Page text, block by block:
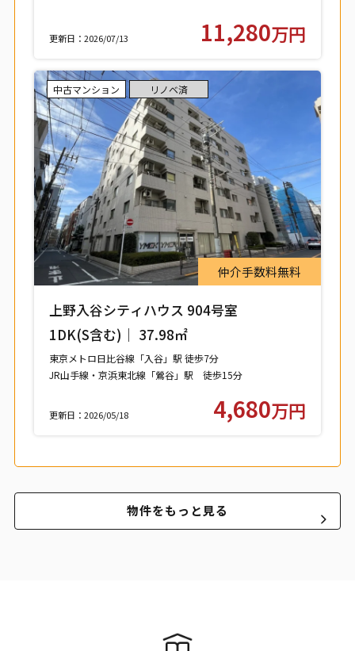
更新日：2026/07/13 11,280万円
仲介手数料無料
中古マンション リノベ済
上野入谷シティハウス 904号室
1DK(S含む)｜ 37.98㎡
東京メトロ日比谷線「入谷」駅 徒歩7分
JR山手線・京浜東北線「鶯谷」駅 徒歩15分
更新日：2026/05/18 4,680万円
物件をもっと見る